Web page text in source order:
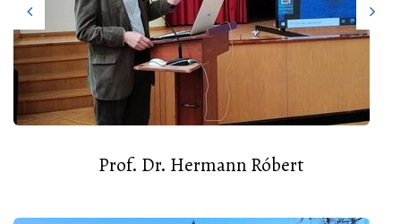
Prof. Dr. Hermann Róbert